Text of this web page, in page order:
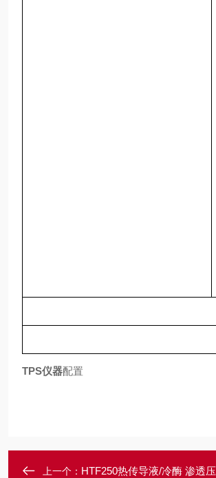
TPS仪器配置
上一个： HTF250热传导液/冷酶 渗透